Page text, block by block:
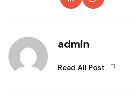
admin
Read All Post